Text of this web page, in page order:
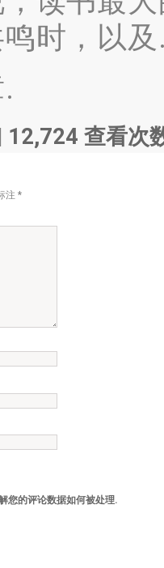
时，以
| 12,724 查看次
注 *
您的评论数据如何被处理.